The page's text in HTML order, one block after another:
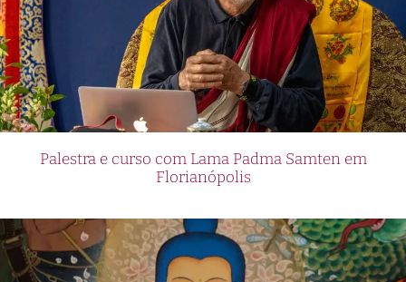
Palestra e curso com Lama Padma Samten em
Florianópolis